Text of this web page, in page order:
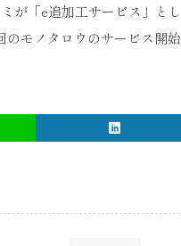
が「e追加工サービス」とし
モノタロウのサービス開始